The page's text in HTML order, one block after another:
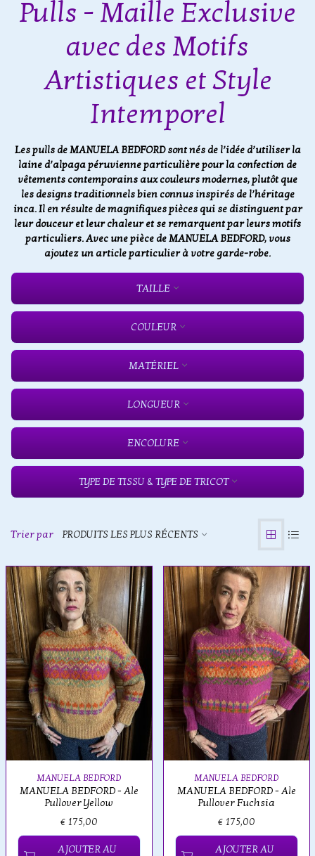
Pulls - Maille Exclusive
avec des Motifs
Artistiques et Style
Intemporel
Les pulls de MANUELA BEDFORD sont nés de l’idée d’utiliser la
laine d’alpaga péruvienne particulière pour la confection de
vêtements contemporains aux couleurs modernes, plutôt que
les designs traditionnels bien connus inspirés de l’héritage
inca. Il en résulte de magnifiques pièces qui se distinguent par
leur douceur et leur chaleur et se remarquent par leurs motifs
particuliers. Avec une pièce de MANUELA BEDFORD, vous
ajoutez un article particulier à votre garde-robe.
TAILLE
COULEUR
MATÉRIEL
LONGUEUR
ENCOLURE
TYPE DE TISSU & TYPE DE TRICOT
Trier par PRODUITS LES PLUS RÉCENTS
MANUELA BEDFORD
MANUELA BEDFORD - Ale
Pullover Yellow
€ 175,00
AJOUTER AU
MANUELA BEDFORD
MANUELA BEDFORD - Ale
Pullover Fuchsia
€ 175,00
AJOUTER AU